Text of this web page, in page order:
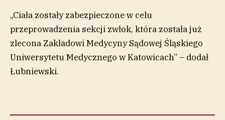
„Ciała zostały zabezpieczone w celu
przeprowadzenia sekcji zwłok, która została już
zlecona Zakładowi Medycyny Sądowej Śląskiego
Uniwersytetu Medycznego w Katowicach” – dodał
Łubniewski.